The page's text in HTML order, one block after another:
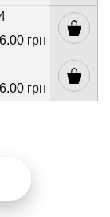
грн
грн